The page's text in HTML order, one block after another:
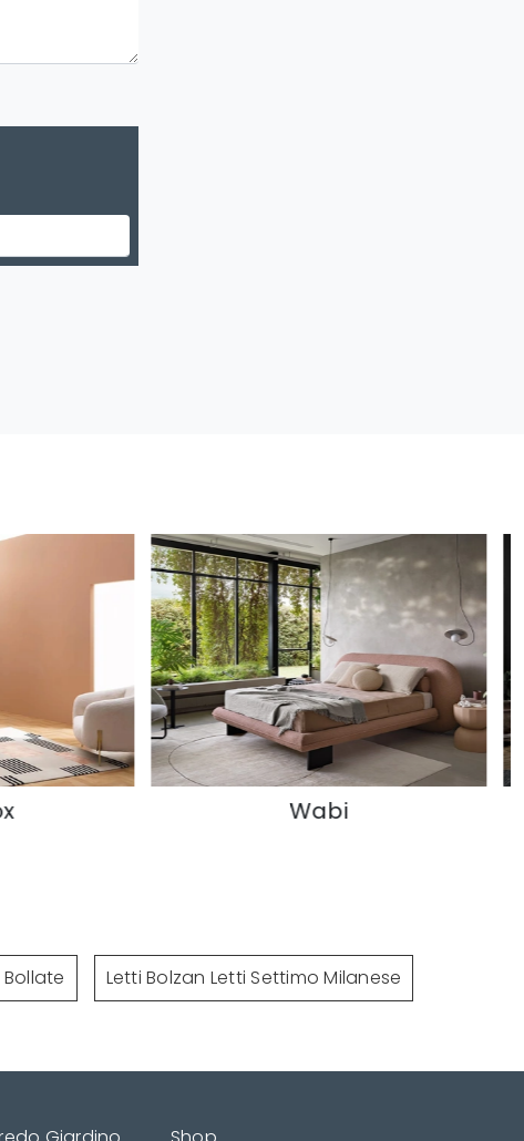
Letti Bolzan Letti Settimo Milanese